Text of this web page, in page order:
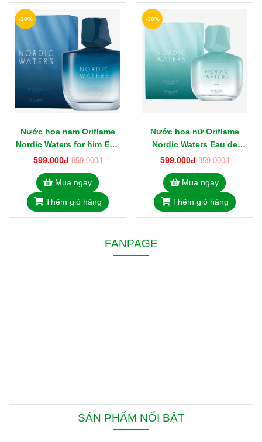
Nước hoa nam Oriflame
Nordic Waters for him Eau
de Parfum 75ml
599.000đ 859.000đ
-30%
Mua ngay
Thêm giỏ hàng
Nước hoa nữ Oriflame
Nordic Waters Eau de
Parfum 50ml
599.000đ 859.000đ
-30%
Mua ngay
Thêm giỏ hàng
FANPAGE
SẢN PHẨM NỔI BẬT